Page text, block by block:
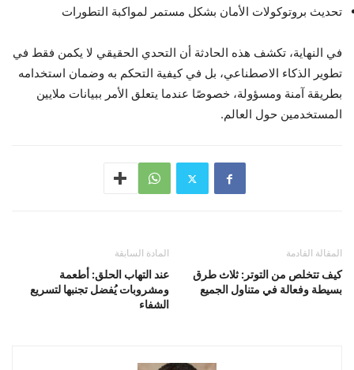
تحديث بروتوكولات الأمان بشكل مستمر لمواكبة التطورات
في النهاية، تكشف هذه الحادثة أن التحدي الحقيقي لا يكمن فقط في
تطوير الذكاء الاصطناعي، بل في كيفية التحكم به وضمان استخدامه
بطريقة آمنة ومسؤولة، خصوصًا عندما يتعلق الأمر ببيانات ملايين
المستخدمين حول العالم.
المادة السابقة
عند التهاب الحلق: أطعمة
ومشروبات يُفضل تجنبها لتسريع
الشفاء
المقالة القادمة
كيف تتخلص من التوتر: ثلاث طرق
بسيطة وفعالة في متناول الجميع